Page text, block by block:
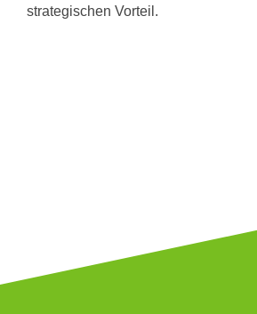
strategischen Vorteil.